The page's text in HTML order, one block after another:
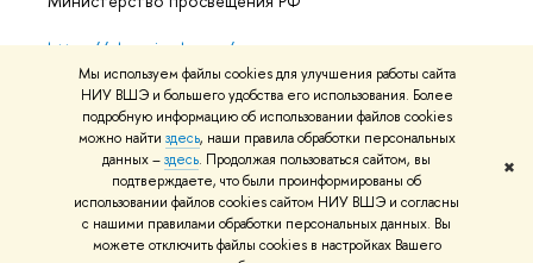
Мы используем файлы cookies для улучшения работы сайта
НИУ ВШЭ и большего удобства его использования. Более
подробную информацию об использовании файлов cookies
можно найти здесь, наши правила обработки персональных
данных –здесь. Продолжая пользоваться сайтом, вы
подтверждаете, что были проинформированы об
использовании файлов cookies сайтом НИУ ВШЭ и согласны
с нашими правилами обработки персональных данных. Вы
можете отключить файлы cookies в настройках Вашего
✖
https://elearning.hse.ru/mooc
Массовые открытые онлайн-курсы
© НИУ ВШЭ 1993–2026 Адреса и контактыУсловия
использования материаловПолитика конфиденциальности
Карта сайта
Редактору